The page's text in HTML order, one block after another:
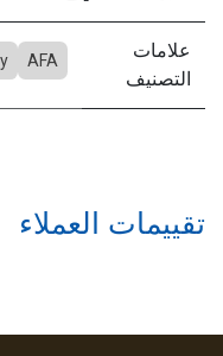
علامات
التصنيف
AFA
تقييمات العملاء